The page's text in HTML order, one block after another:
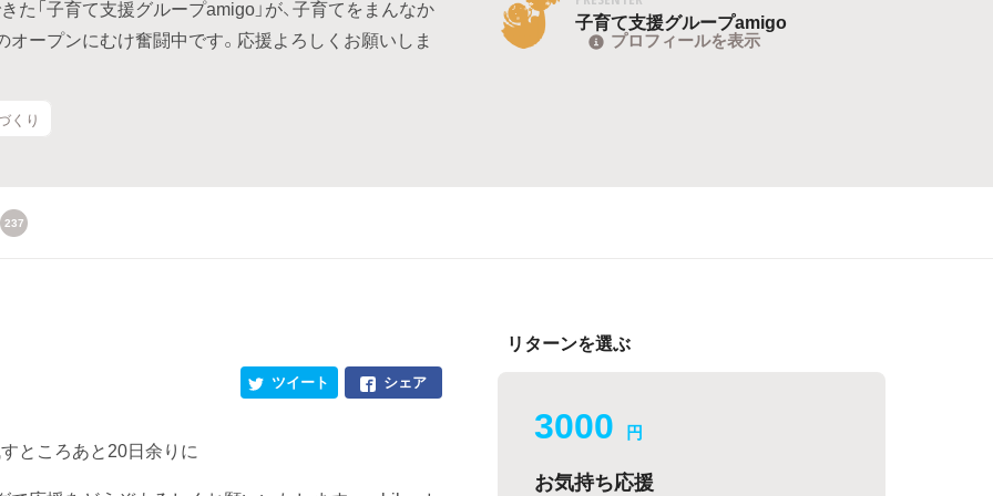
「子育て支援グループamigo」が、子育てをまんなか
ープンにむけ奮闘中です。応援よろしくお願いしま
くり
子育て支援グループamigo
プロフィールを表示
237
シェア
ツイート
ところあと20日余りに
リターンを選ぶ
3000 円
お気持ち応援